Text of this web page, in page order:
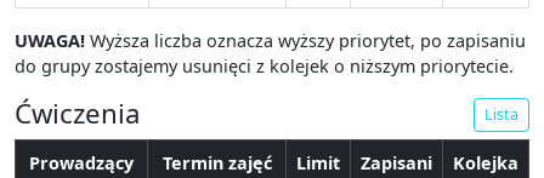
UWAGA! Wyższa liczba oznacza wyższy priorytet, po zapisaniu
do grupy zostajemy usunięci z kolejek o niższym priorytecie.
Ćwiczenia Lista
Prowadzący Termin zajęć Limit Zapisani
Kolejka
Kurs rozszerzony języka Python
Kurs: Wstęp do programowania w języku C
Kurs: zaawansowane techniki w C++ i STL
Logika 3/2